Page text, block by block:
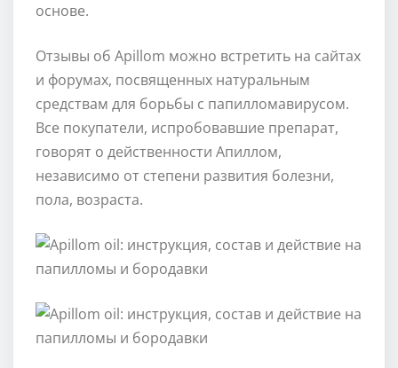
основе.
Отзывы об Apillom можно встретить на сайтах
и форумах, посвященных натуральным
средствам для борьбы с папилломавирусом.
Все покупатели, испробовавшие препарат,
говорят о действенности Апиллом,
независимо от степени развития болезни,
пола, возраста.